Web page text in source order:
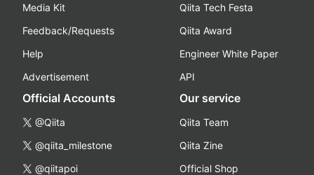
Media Kit
Feedback/Requests
Help
Advertisement
Qiita Tech Festa
Qiita Award
Engineer White Paper
API
Official Accounts
@Qiita
@qiita_milestone
@qiitapoi
Our service
Qiita Team
Qiita Zine
Official Shop